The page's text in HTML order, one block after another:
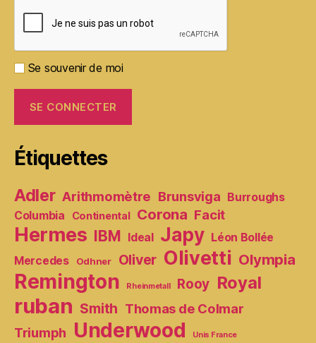
Se souvenir de moi
Étiquettes
Adler Arithmomètre Brunsviga Burroughs
Columbia
Continental Corona Facit
Hermes IBM Ideal Japy Léon Bollée
Mercedes
Odhner Oliver Olivetti Olympia
Remington Rheinmetall Rooy Royal
ruban Smith Thomas de Colmar
Triumph Underwood Unis France